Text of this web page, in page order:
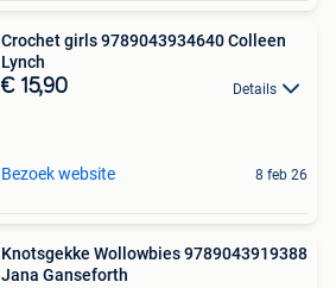
Crochet girls 9789043934640 Colleen
Lynch
€ 15,90 Details
Bezoek website 8 feb 26
Knotsgekke Wollowbies 9789043919388
Jana Ganseforth